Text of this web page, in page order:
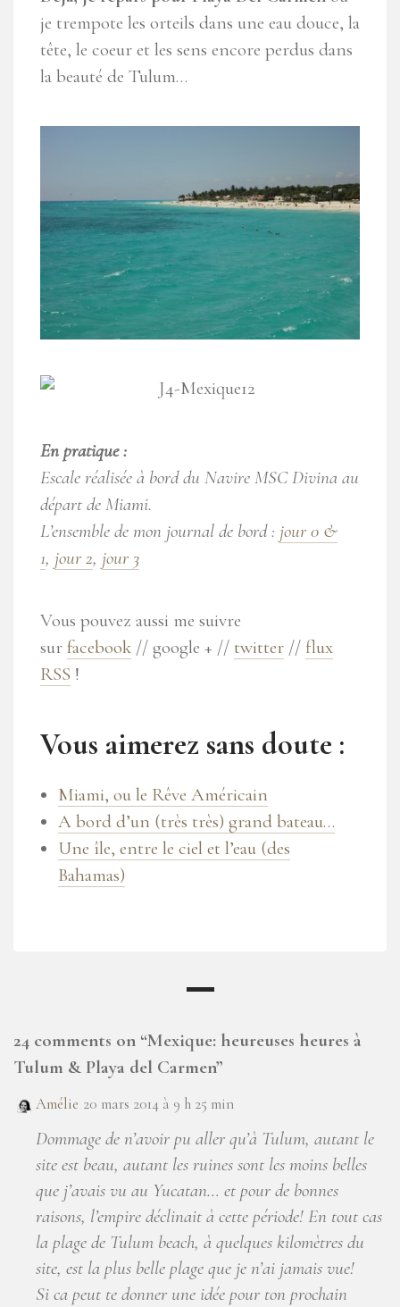
je trempote les orteils dans une eau douce, la
tête, le coeur et les sens encore perdus dans
la beauté de Tulum…
En pratique :
Escale réalisée à bord du Navire MSC Divina au
départ de Miami.
L’ensemble de mon journal de bord : jour 0 &
1, jour 2, jour 3
Vous pouvez aussi me suivre
sur facebook // google + // twitter // flux
RSS !
Vous aimerez sans doute :
Miami, ou le Rêve Américain
A bord d’un (très très) grand bateau…
Une île, entre le ciel et l’eau (des
Bahamas)
24 comments on “Mexique: heureuses heures à
Tulum & Playa del Carmen”
Amélie 20 mars 2014 à 9 h 25 min
Dommage de n’avoir pu aller qu’à Tulum, autant le
site est beau, autant les ruines sont les moins belles
que j’avais vu au Yucatan… et pour de bonnes
raisons, l’empire déclinait à cette période! En tout cas
la plage de Tulum beach, à quelques kilomètres du
site, est la plus belle plage que je n’ai jamais vue!
Si ca peut te donner une idée pour ton prochain